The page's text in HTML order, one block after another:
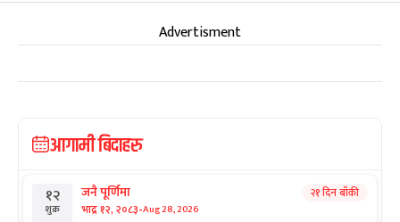
Advertisment
आगामी बिदाहरु
१२
शुक्र
जनै पूर्णिमा
भाद्र १२, २०८३-Aug 28, 2026
२१ दिन बाँकी